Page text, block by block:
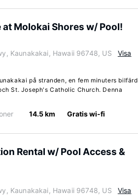
at Molokai Shores w/ Pool!
Kaunakakai, Hawaii 96748, US
Visa
på stranden, en fem minuters bilfärd
St. Joseph's Catholic Church. Denna
14.5 km Gratis wi-fi
Rental w/ Pool Access &
Kaunakakai, Hawaii 96748, US
Visa